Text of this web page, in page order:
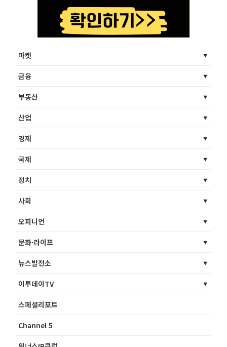
마켓
금융
부동산
산업
경제
국제
정치
사회
오피니언
문화·라이프
뉴스발전소
이투데이TV
스페셜리포트
Channel 5